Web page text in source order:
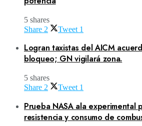
5 shares
Share 2 Tweet 1
Logran taxistas del AICM
bloqueo; GN vigilará zona.
5 shares
Share 2 Tweet 1
Prueba NASA ala experimental
resistencia y consumo de